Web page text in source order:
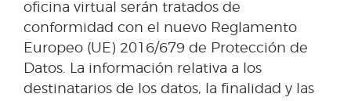
oficina virtual serán tratados de
conformidad con el nuevo Reglamento
Europeo (UE) 2016/679 de Protección de
Datos. La información relativa a los
destinatarios de los datos, la finalidad y las